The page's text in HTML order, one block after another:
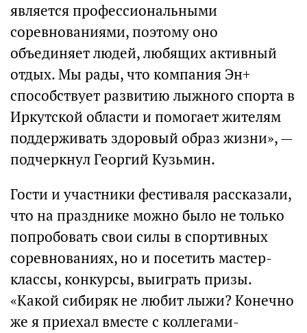
является профессиональными
соревнованиями, поэтому оно
объединяет людей, любящих активный
отдых. Мы рады, что компания Эн+
способствует развитию лыжного спорта в
Иркутской области и помогает жителям
поддерживать здоровый образ жизни», —
подчеркнул Георгий Кузьмин.
Гости и участники фестиваля рассказали,
что на празднике можно было не только
попробовать свои силы в спортивных
соревнованиях, но и посетить мастер-
классы, конкурсы, выиграть призы.
«Какой сибиряк не любит лыжи? Конечно
же я приехал вместе с коллегами-